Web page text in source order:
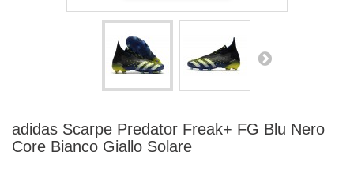
adidas Scarpe Predator Freak+ FG Blu Nero
Core Bianco Giallo Solare